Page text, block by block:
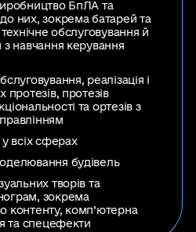
БпЛА та
них, зокрема батарей та
обслуговування й
навчання керування
реалізація і
протезів, протезів
та ортезів з
у всіх сферах
будівель
творів та
зокрема
контенту, комп’ютерна
та спецефекти